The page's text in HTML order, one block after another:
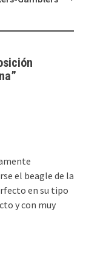
”
el beagle de la
en su tipo
y con muy